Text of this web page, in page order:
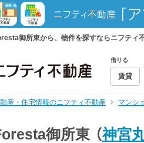
御所東から、物件を探すならニフティ
借りる
賃貸
産・住宅情報のニフティ不動産 マンシ
御所東 （神宮